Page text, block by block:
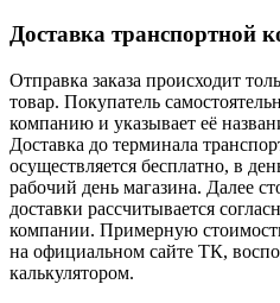
Доставка транспортной
Отправка заказа происходит
товар. Покупатель
компанию и указывает её
Доставка до терминала
осуществляется бесплатно, в
рабочий день магазина. Далее
доставки рассчитывается
компании. Примерную
на официальном сайте ТК,
калькулятором.